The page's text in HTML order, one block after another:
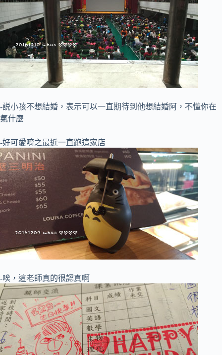
-説小孩不想結婚，表示可以一直期待到他想結婚阿，不懂你在
氣什麼
-好可愛唷之最近一直跑這家店
-唉，這老師真的很認真啊